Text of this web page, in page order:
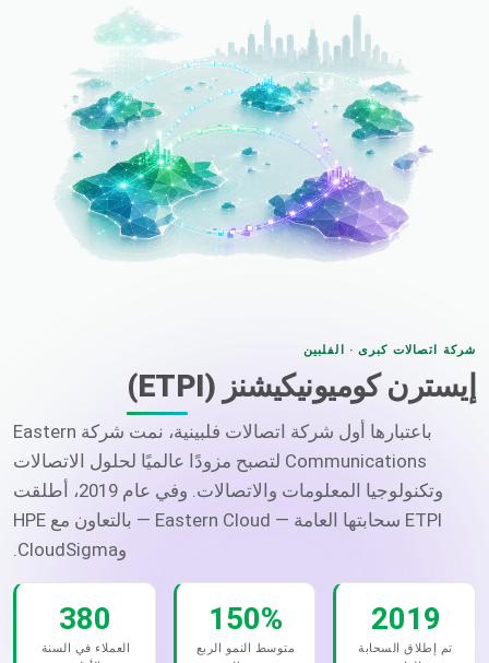
شركة اتصالات كبرى · الفلبين
إيسترن كوميونيكيشنز (ETPI)
باعتبارها أول شركة اتصالات فلبينية، نمت شركة Eastern
Communications لتصبح مزودًا عالميًا لحلول الاتصالات
وتكنولوجيا المعلومات والاتصالات. وفي عام 2019، أطلقت
ETPI سحابتها العامة — Eastern Cloud — بالتعاون مع HPE
وCloudSigma.
2019
تم إطلاق السحابة
150%
متوسط النمو الربع
380
العملاء في السنة